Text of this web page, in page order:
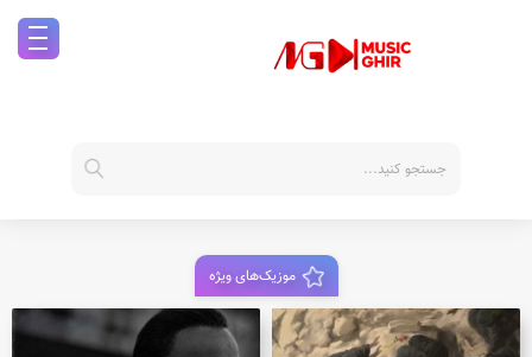
موزیک‌های ویژه